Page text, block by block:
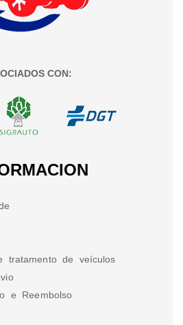
CON:
tratamento de veículos
e Reembolso